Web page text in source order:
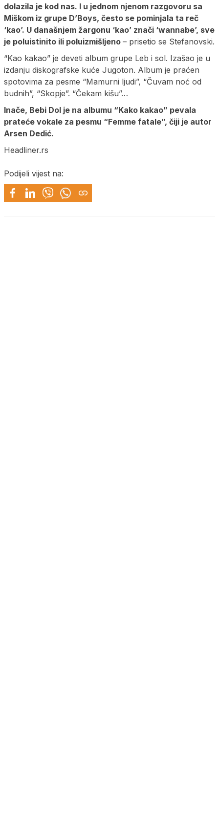
dolazila je kod nas. I u jednom njenom razgovoru sa
Miškom iz grupe D’Boys, često se pominjala ta reč
‘kao’. U današnjem žargonu ‘kao’ znači ‘wannabe’, sve
je poluistinito ili poluizmišljeno – prisetio se Stefanovski.
“Kao kakao” je deveti album grupe Leb i sol. Izašao je u
izdanju diskografske kuće Jugoton. Album je praćen
spotovima za pesme “Mamurni ljudi”, “Čuvam noć od
budnih”, “Skopje”. “Čekam kišu”…
Inače, Bebi Dol je na albumu “Kako kakao” pevala
prateće vokale za pesmu “Femme fatale”, čiji je autor
Arsen Dedić.
Headliner.rs
Podijeli vijest na: